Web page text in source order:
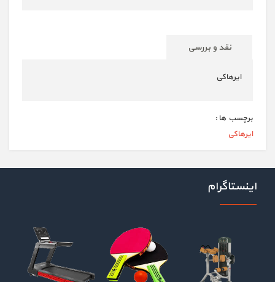
نقد و بررسی
ایرهاکی
برچسب ها :
ایرهاکی
اینستاگرام